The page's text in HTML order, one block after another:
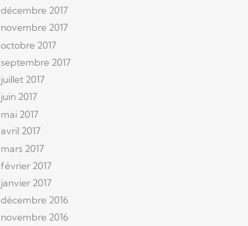
décembre 2017
novembre 2017
octobre 2017
septembre 2017
juillet 2017
juin 2017
mai 2017
avril 2017
mars 2017
février 2017
janvier 2017
décembre 2016
novembre 2016